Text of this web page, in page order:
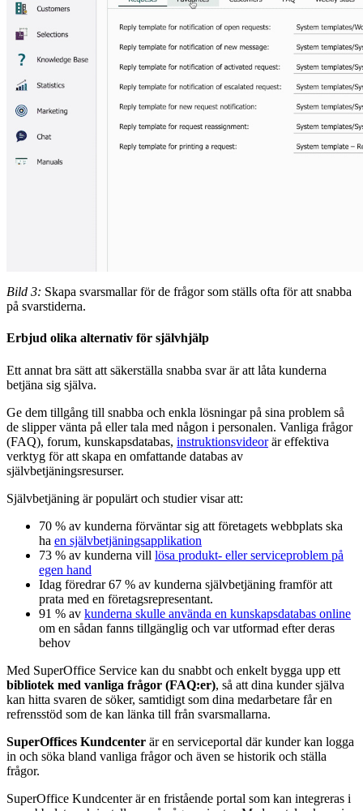
Bild 3: Skapa svarsmallar för de frågor som ställs ofta för att snabba
på svarstiderna.
Erbjud olika alternativ för självhjälp
Ett annat bra sätt att säkerställa snabba svar är att låta kunderna
betjäna sig själva.
Ge dem tillgång till snabba och enkla lösningar på sina problem så
de slipper vänta på eller tala med någon i personalen. Vanliga frågor
(FAQ), forum, kunskapsdatabas, instruktionsvideorär effektiva
verktyg för att skapa en omfattande databas av
självbetjäningsresurser.
Självbetjäning är populärt och studier visar att:
70 % av kunderna förväntar sig att företagets webbplats ska
ha en självbetjäningsapplikation
73 % av kunderna vill lösa produkt- eller serviceproblem på
egen hand
Idag föredrar 67 % av kunderna självbetjäning framför att
prata med en företagsrepresentant.
91 % av kunderna skulle använda en kunskapsdatabas online
om en sådan fanns tillgänglig och var utformad efter deras
behov
Med SuperOffice Service kan du snabbt och enkelt bygga upp ett
bibliotek med vanliga frågor (FAQ:er), så att dina kunder själva
kan hitta svaren de söker, samtidigt som dina medarbetare får en
refrensstöd som de kan länka till från svarsmallarna.
SuperOffices Kundcenter är en serviceportal där kunder kan logga
in och söka bland vanliga frågor och även se historik och ställa
frågor.
SuperOffice Kundcenter är en fristående portal som kan integreras i